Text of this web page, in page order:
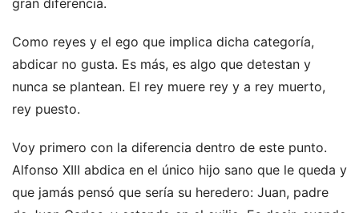
gran diferencia.
Como reyes y el ego que implica dicha categoría,
abdicar no gusta. Es más, es algo que detestan y
nunca se plantean. El rey muere rey y a rey muerto,
rey puesto.
Voy primero con la diferencia dentro de este punto.
Alfonso XIII abdica en el único hijo sano que le queda y
que jamás pensó que sería su heredero: Juan, padre